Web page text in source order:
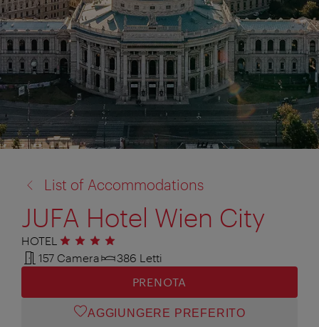
a:
List of Accommodations
JUFA Hotel Wien City
HOTEL 4 stelle
157 Camera
386 Letti
PRENOTA
AGGIUNGERE PREFERITO